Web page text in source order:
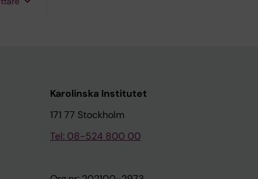
Karolinska Institutet
171 77 Stockholm
Tel: 08-524 800 00